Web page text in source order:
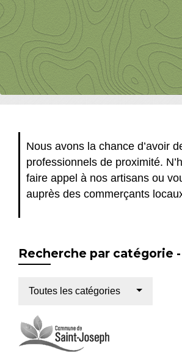
Nous avons la chance d’avoir
professionnels de proximité.
faire appel à nos artisans ou
auprès des commerçants
Recherche par catégorie -
Toutes les catégories